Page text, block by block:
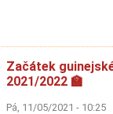
Začátek
2021/2022 🏫
Pá, 11/05/2021 - 10:25